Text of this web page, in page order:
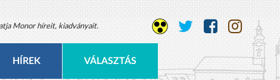
Monor híreit, kiadványait.
HÍREK VÁLASZTÁS